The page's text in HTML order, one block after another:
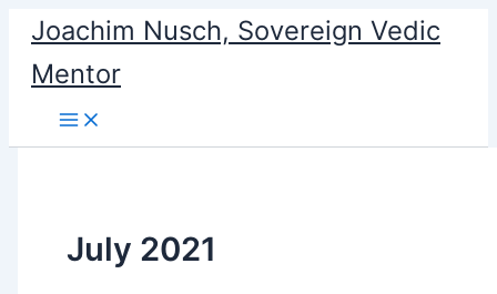
content
Joachim Nusch, Sovereign Vedic
Mentor
July 2021